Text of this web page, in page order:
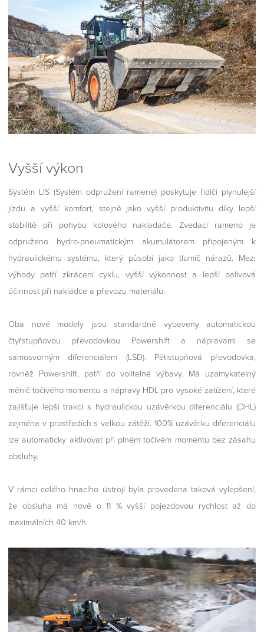
Vyšší výkon
Systém LIS (Systém odpružení ramene) poskytuje řidiči plynulejší
jízdu a vyšší komfort, stejně jako vyšší produktivitu díky lepší
stabilitě při pohybu kolového nakladače. Zvedací rameno je
odpruženo hydro-pneumatickým akumulátorem připojeným k
hydraulickému systému, který působí jako tlumič nárazů. Mezi
výhody patří zkrácení cyklu, vyšší výkonnost a lepší palivová
účinnost při nakládce a převozu materiálu.
Oba nové modely jsou standardně vybaveny automatickou
čtyřstupňovou převodovkou Powershift a nápravami se
samosvorným diferenciálem (LSD). Pětistupňová převodovka,
rovněž Powershift, patří do volitelné výbavy. Má uzamykatelný
měnič točivého momentu a nápravy HDL pro vysoké zatížení, které
zajišťuje lepší trakci s hydraulickou uzávěrkou diferenciálu (DHL)
zejména v prostředích s velkou zátěží. 100% uzávěrku diferenciálu
lze automaticky aktivovat při plném točivém momentu bez zásahu
obsluhy.
V rámci celého hnacího ústrojí byla provedena taková vylepšení,
že obsluha má nově o 11 % vyšší pojezdovou rychlost až do
maximálních 40 km/h.